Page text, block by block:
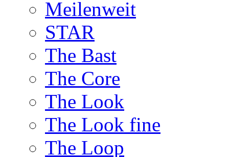
Meilenweit
STAR
The Bast
The Core
The Look
The Look fine
The Loop